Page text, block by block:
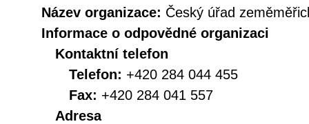
Název organizace: Český úřad
Informace o odpovědné organizaci
Kontaktní telefon
Telefon: +420 284 044 455
Fax: +420 284 041 557
Adresa